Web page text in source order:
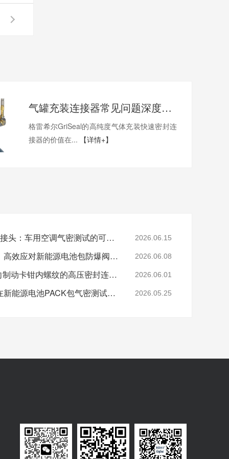
气罐充装连接器常见问题深度解析
格雷希尔GriSeal的高纯度气体充装快速密封连
接器的价值在...
【详情+】
格雷希尔G70P快速密封接头：车用空调气密测试的可靠选择 2026.06.15
格雷希尔快速密封接头：高效应对新能源电池包防爆阀测试难题 2026.06.08
格雷希尔G80系列：面向制动卡钳内螺纹的高压密封连接方案 2026.06.01
格雷希尔快速密封接头在新能源电池PACK包气密测试中的应用 2026.05.25